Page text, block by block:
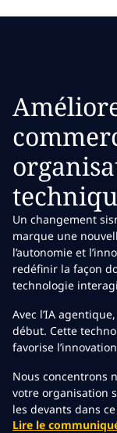
Un changement
marque une
l’autonomie et
redéfinir la façon
technologie
Avec l’IA
début. Cette
favorise
Nous concentrons
votre organisation
les devants dans
Lire le